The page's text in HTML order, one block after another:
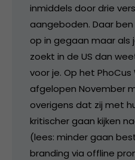
inmiddels door drie
aangeboden. Daar
op in gegaan maar als
zoekt in de US dan
voor je. Op het
afgelopen November
overigens dat zij met
kritischer gaan kijken
(lees: minder gaan
branding via offline